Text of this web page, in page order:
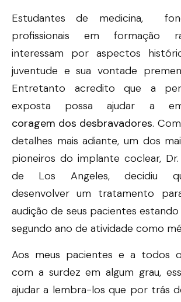
Estudantes de medicina,
profissionais em formação
interessam por aspectos
juventude e sua vontade
Entretanto acredito que a
exposta possa ajudar a
coragem dos desbravadores.
detalhes mais adiante, um dos
pioneiros do implante coclear, Dr.
de Los Angeles, decidiu
desenvolver um tratamento
audição de seus pacientes
segundo ano de atividade como
Aos meus pacientes e a todos
com a surdez em algum grau,
ajudar a lembra-los que por trás